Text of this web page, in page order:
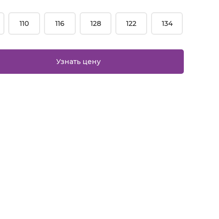
110 116 128 122 134
Узнать цену